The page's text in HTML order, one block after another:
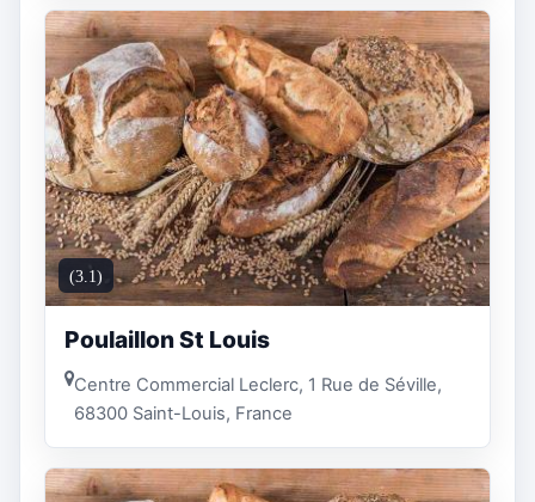
(3.1)
Poulaillon St Louis
Centre Commercial Leclerc, 1 Rue de Séville,
68300 Saint-Louis, France